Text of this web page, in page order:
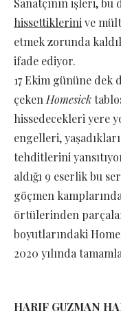
Sanatçının işleri,
hissettiklerini ve
etmek zorunda
ifade ediyor.
17 Ekim gününe dek
çeken Homesick
hissedecekleri yere
engelleri,
tehditlerini
aldığı 9 eserlik bu
göçmen
örtülerinden
boyutlarındaki
2020 yılında
HARIF GUZMAN